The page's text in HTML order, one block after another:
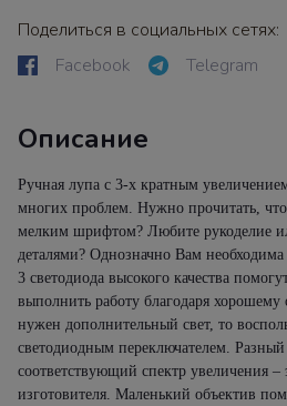
Поделиться в социальных сетях:
Facebook
Telegram
Описание
Ручная лупа с 3-х кратным
многих проблем. Нужно прочитать,
мелким шрифтом? Любите рукоделие
деталями? Однозначно Вам
3 светодиода высокого качества
выполнить работу благодаря
нужен дополнительный свет, то
светодиодным переключателем.
соответствующий спектр увеличения
изготовителя. Маленький объектив